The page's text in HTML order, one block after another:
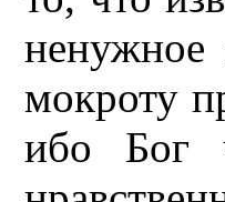
ненужное
мокроту
ибо Бог